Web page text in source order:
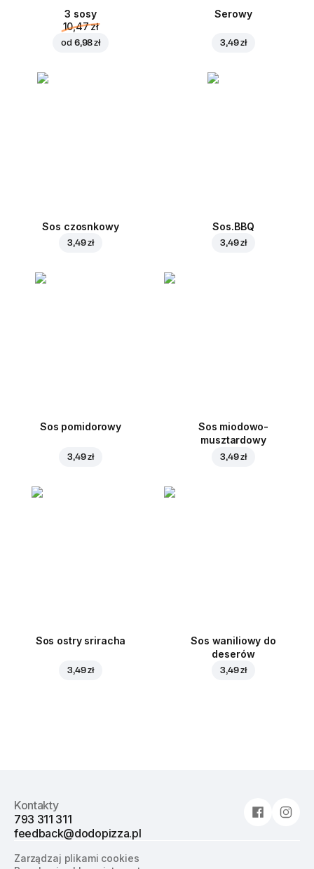
3 sosy
10,47 zł
od 6,98 zł
Serowy
3,49 zł
Sos czosnkowy
3,49 zł
Sos.BBQ
3,49 zł
Sos pomidorowy
3,49 zł
Sos miodowo-
musztardowy
3,49 zł
Sos ostry sriracha
3,49 zł
Sos waniliowy do
deserów
3,49 zł
Kontakty
793 311 311
feedback@dodopizza.pl
Zarządzaj plikami cookies